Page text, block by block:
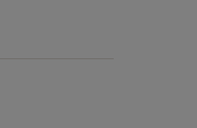
záložcev nové záložce